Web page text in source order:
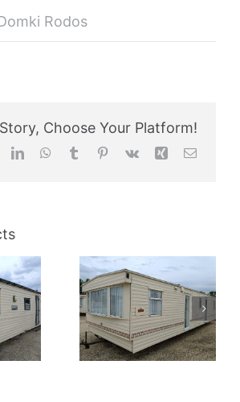
Rodos
Choose Your Platform!
LinkedInWhatsApp
TumblrPinterest
Vk Xing Email